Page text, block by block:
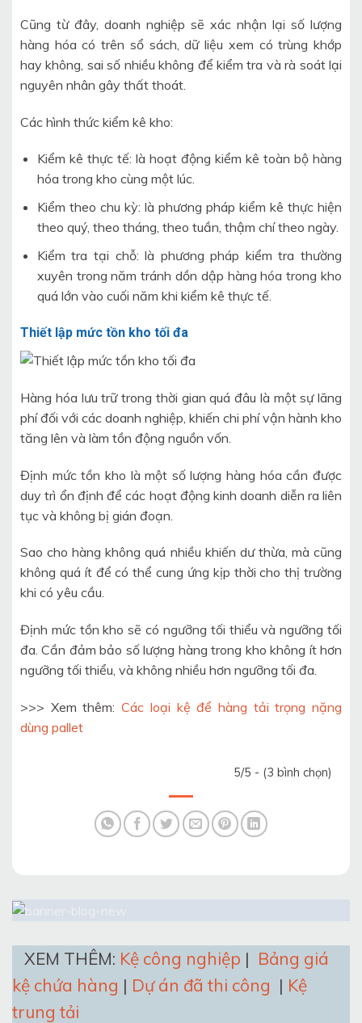
Cũng từ đây, doanh nghiệp sẽ xác nhận lại số lượng
hàng hóa có trên sổ sách, dữ liệu xem có trùng khớp
hay không, sai số nhiều không để kiểm tra và rà soát lại
nguyên nhân gây thất thoát.
Các hình thức kiểm kê kho:
Kiểm kê thực tế: là hoạt động kiểm kê toàn bộ hàng
hóa trong kho cùng một lúc.
Kiểm theo chu kỳ: là phương pháp kiểm kê thực hiện
theo quý, theo tháng, theo tuần, thậm chí theo ngày.
Kiểm tra tại chỗ: là phương pháp kiểm tra thường
xuyên trong năm tránh dồn dập hàng hóa trong kho
quá lớn vào cuối năm khi kiểm kê thực tế.
Thiết lập mức tồn kho tối đa
Hàng hóa lưu trữ trong thời gian quá đâu là một sự lãng
phí đối với các doanh nghiệp, khiến chi phí vận hành kho
tăng lên và làm tồn động nguồn vốn.
Định mức tồn kho là một số lượng hàng hóa cần được
duy trì ổn định để các hoạt động kinh doanh diễn ra liên
tục và không bị gián đoạn.
Sao cho hàng không quá nhiều khiến dư thừa, mà cũng
không quá ít để có thể cung ứng kịp thời cho thị trường
khi có yêu cầu.
Định mức tồn kho sẽ có ngưỡng tối thiểu và ngưỡng tối
đa. Cần đảm bảo số lượng hàng trong kho không ít hơn
ngưỡng tối thiểu, và không nhiều hơn ngưỡng tối đa.
>>> Xem thêm:Các loại kệ để hàng tải trọng nặng
dùng pallet
5/5 - (3 bình chọn)
XEM THÊM: Kệ công nghiệp | Bảng giá
kệ chứa hàng | Dự án đã thi công | Kệ
trung tải